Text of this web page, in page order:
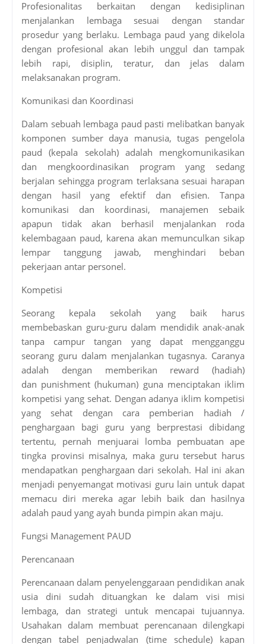
Profesionalitas berkaitan dengan kedisiplinan
menjalankan lembaga sesuai dengan standar
prosedur yang berlaku. Lembaga paud yang dikelola
dengan profesional akan lebih unggul dan tampak
lebih rapi, disiplin, teratur, dan jelas dalam
melaksanakan program.
Komunikasi dan Koordinasi
Dalam sebuah lembaga paud pasti melibatkan banyak
komponen sumber daya manusia, tugas pengelola
paud (kepala sekolah) adalah mengkomunikasikan
dan mengkoordinasikan program yang sedang
berjalan sehingga program terlaksana sesuai harapan
dengan hasil yang efektif dan efisien. Tanpa
komunikasi dan koordinasi, manajemen sebaik
apapun tidak akan berhasil menjalankan roda
kelembagaan paud, karena akan memunculkan sikap
lempar tanggung jawab, menghindari beban
pekerjaan antar personel.
Kompetisi
Seorang kepala sekolah yang baik harus
membebaskan guru-guru dalam mendidik anak-anak
tanpa campur tangan yang dapat mengganggu
seorang guru dalam menjalankan tugasnya. Caranya
adalah dengan memberikan reward (hadiah)
dan punishment (hukuman) guna menciptakan iklim
kompetisi yang sehat. Dengan adanya iklim kompetisi
yang sehat dengan cara pemberian hadiah /
penghargaan bagi guru yang berprestasi dibidang
tertentu, pernah menjuarai lomba pembuatan ape
tingka provinsi misalnya, maka guru tersebut harus
mendapatkan penghargaan dari sekolah. Hal ini akan
menjadi penyemangat motivasi guru lain untuk dapat
memacu diri mereka agar lebih baik dan hasilnya
adalah paud yang ayah bunda pimpin akan maju.
Fungsi Management PAUD
Perencanaan
Perencanaan dalam penyelenggaraan pendidikan anak
usia dini sudah dituangkan ke dalam visi misi
lembaga, dan strategi untuk mencapai tujuannya.
Usahakan dalam membuat perencanaan dilengkapi
dengan tabel penjadwalan (time schedule) kapan